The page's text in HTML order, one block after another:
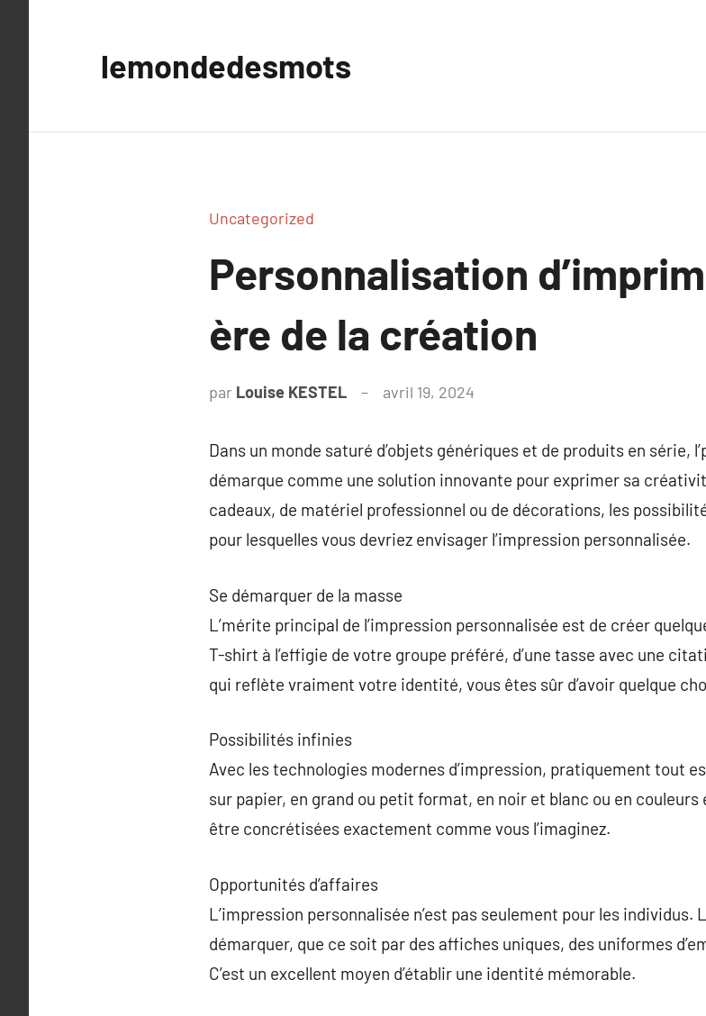
lemondedesmots
Uncategorized
Personnalisation
ère de la création
par Louise KESTEL avril 19, 2024
Dans un monde saturé d’objets génériques et de produits en série,
démarque comme une solution innovante pour exprimer sa
cadeaux, de matériel professionnel ou de décorations, les
pour lesquelles vous devriez envisager l’impression personnalisée.
Se démarquer de la masse
L’mérite principal de l’impression personnalisée est de créer quelque
T-shirt à l’effigie de votre groupe préféré, d’une tasse avec une
qui reflète vraiment votre identité, vous êtes sûr d’avoir quelque
Possibilités infinies
Avec les technologies modernes d’impression, pratiquement tout
sur papier, en grand ou petit format, en noir et blanc ou en
être concrétisées exactement comme vous l’imaginez.
Opportunités d’affaires
L’impression personnalisée n’est pas seulement pour les
démarquer, que ce soit par des affiches uniques, des uniformes
C’est un excellent moyen d’établir une identité mémorable.